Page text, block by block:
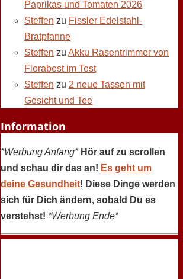
Paprikas und Tomaten 2026
Steffen zu Fissler Edelstahl-
Bratpfanne
Steffen zu Akku Rasentrimmer von
Florabest im Test
Steffen zu 2 neue Tassen mit
Gesicht und Tee
Information
*Werbung Anfang* Hör auf zu scrollen
und schau dir das an! Es geht um
deine Gesundheit! Diese Dinge werden
sich für Dich ändern, sobald Du es
verstehst! *Werbung Ende*